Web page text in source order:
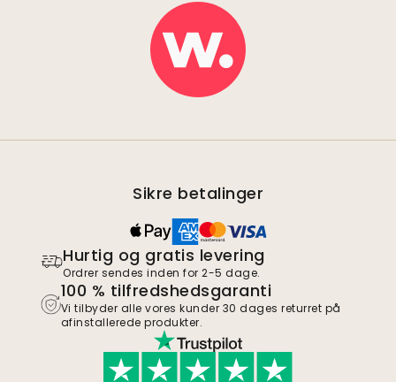
Sikre betalinger
Hurtig og gratis levering
Ordrer sendes inden for 2-5 dage.
100 % tilfredshedsgaranti
Vi tilbyder alle vores kunder 30 dages returret på
afinstallerede produkter.